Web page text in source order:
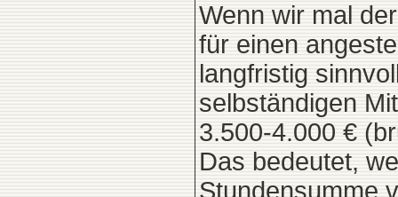
Wenn wir mal
für einen
langfristig
selbständigen
3.500-4.000 €
Das bedeutet,
Stundensumme